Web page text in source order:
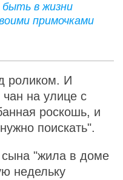
в жизни
примочками
роликом. И
на улице с
роскошь, и
поискать".
"жила в доме
недельку